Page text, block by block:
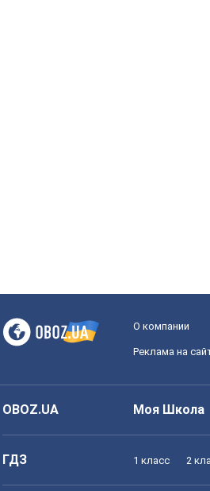
О компании
Реклама на
OBOZ.UA Моя Школа
ГДЗ 1 класс 2